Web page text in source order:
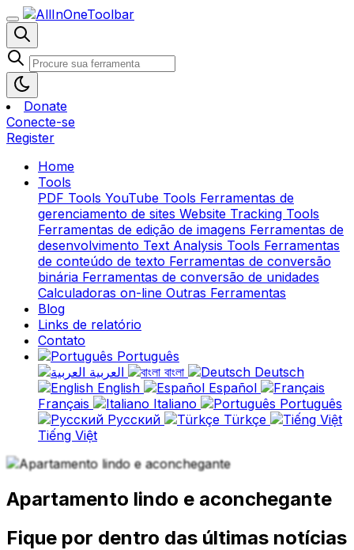
Donate
Conecte-se
Register
Home
Tools
PDF Tools YouTube Tools Ferramentas de
gerenciamento de sites Website Tracking Tools
Ferramentas de edição de imagens Ferramentas de
desenvolvimento Text Analysis Tools Ferramentas
de conteúdo de texto Ferramentas de conversão
binária Ferramentas de conversão de unidades
Calculadoras on-line Outras Ferramentas
Blog
Links de relatório
Contato
Português
বাংলা
Deutsch
English
Español
Français
Italiano
Português
Русский
Türkçe
Tiếng Việt
Apartamento lindo e aconchegante
Fique por dentro das últimas notícias